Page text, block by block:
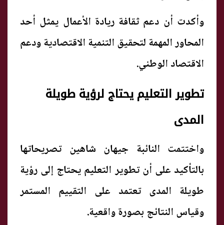
وأكدت أن دعم ثقافة ريادة الأعمال يمثل أحد
المحاور المهمة لتحقيق التنمية الاقتصادية ودعم
الاقتصاد الوطني.
تطوير التعليم يحتاج لرؤية طويلة
المدى
واختتمت النائبة جيهان شاهين تصريحاتها
بالتأكيد على أن تطوير التعليم يحتاج إلى رؤية
طويلة المدى تعتمد على التقييم المستمر
وقياس النتائج بصورة واقعية.